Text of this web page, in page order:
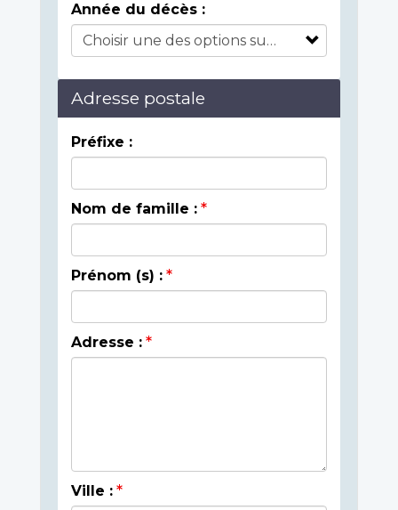
Année du décès :
Adresse postale
Préfixe :
Nom de famille :
Prénom (s) :
Adresse :
Ville :